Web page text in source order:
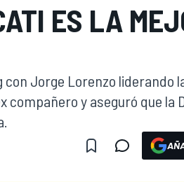
ES LA
Jorge Lorenzo liderando
compañero y aseguró que la